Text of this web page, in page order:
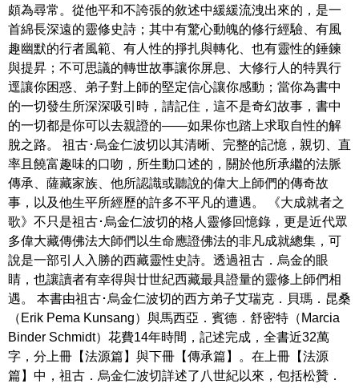
頗為尋常。從他平和不誇張的敘述中緩緩流洩出來的，是一
首綿長深遠的靈修史詩；其中有驚心動魄的修行經驗、有風
趣幽默的行者風範、有人性的掙扎與轉化、也有靈性的錘鍊
與提昇；不可思議的轉世故事讓你屏息、大修行人的特異行
逕讓你困惑、弟子對上師的堅定信心讓你感動；當你為書中
的一切發生所深深吸引時，請記住，這不是奇幻故事，書中
的一切都是你可以去親證的――如果你也踏上求取自性的解
脫之路。 祖古･烏金仁波切以其清晰、完整的記憶，親切、直
率且饒富趣味的口吻，所生動口述的，關於他所承繼的法脈
傳承、薩藏家族、他所認識或聽說的偉大上師們的傳奇故
事，以及他生平所經歷的許多不平凡的遭遇。 《大成就者之
歌》不只是祖古･烏金仁波切的格人靈修回憶錄，更是近代眾
多偉大藏傳佛法大師們以生命應證佛法的非凡成就總集，可
說是一部引人入勝的西藏靈性史詩。透過祖古．烏金的眼
睛，也讓讀者有幸得與廿世紀西藏最具證量的靈修上師們相
遇。 本書由祖古･烏金仁波切的西方弟子艾瑞克．貝瑪．昆桑
（Erik Pema Kunsang）與馬西亞．賓德．舒密特（Marcia
Binder Schmidt）花費14年時間，記述完成，全書近32萬
字，分上冊【法源篇】與下冊【傳承篇】。在上冊【法源
篇】中，祖古．烏金仁波切詳述了八世紀以來，包括松贊．